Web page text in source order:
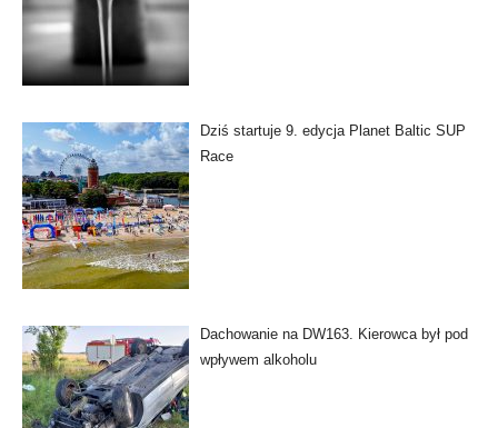
Dziś startuje 9. edycja Planet Baltic SUP
Race
Dachowanie na DW163. Kierowca był pod
wpływem alkoholu